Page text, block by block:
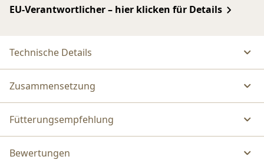
EU-Verantwortlicher – hier klicken für Details
Technische Details
Zusammensetzung
Fütterungsempfehlung
Bewertungen